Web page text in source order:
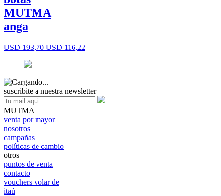
MUTMA
anga
USD 193,70 USD 116,22
suscribite a nuestra newsletter
MUTMA
venta por mayor
nosotros
campañas
políticas de cambio
otros
puntos de venta
contacto
vouchers volar de
itaú